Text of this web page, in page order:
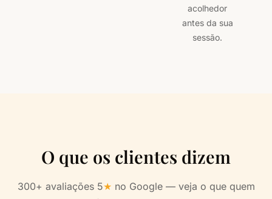
acolhedor
antes da sua
sessão.
O que os clientes dizem
300+ avaliações 5★ no Google — veja o que quem